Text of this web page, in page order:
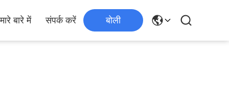
बारे में संपर्क करें बोली